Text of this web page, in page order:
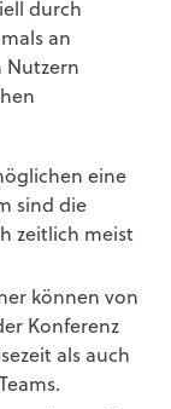
durch
an
Nutzern
eine
sind die
zeitlich meist
können von
Konferenz
als auch